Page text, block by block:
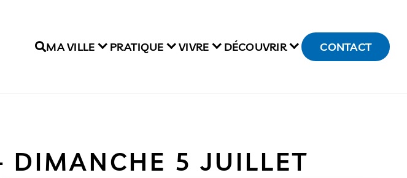
MA VILLE PRATIQUE VIVRE DÉCOUVRIR CONTACT
DIMANCHE 5 JUILLET